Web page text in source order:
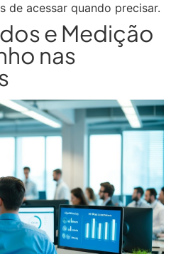
de acessar quando precisar.
e Medição
nas